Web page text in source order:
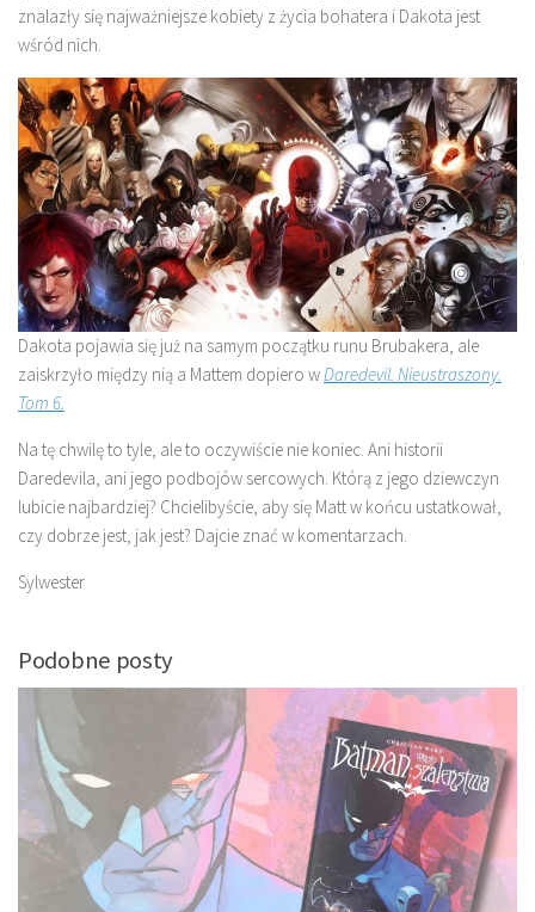
znalazły się najważniejsze kobiety z życia bohatera i Dakota jest
wśród nich.
Dakota pojawia się już na samym początku runu Brubakera, ale
zaiskrzyło między nią a Mattem dopiero wDaredevil. Nieustraszony.
Tom 6.
Na tę chwilę to tyle, ale to oczywiście nie koniec. Ani historii
Daredevila, ani jego podbojów sercowych. Którą z jego dziewczyn
lubicie najbardziej? Chcielibyście, aby się Matt w końcu ustatkował,
czy dobrze jest, jak jest? Dajcie znać w komentarzach.
Sylwester
Podobne posty